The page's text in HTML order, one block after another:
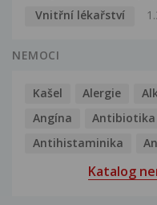
Vnitřní lékařství
NEMOCI
Kašel Alergie
Angína
Antibiotika
Antihistaminika
Katalog